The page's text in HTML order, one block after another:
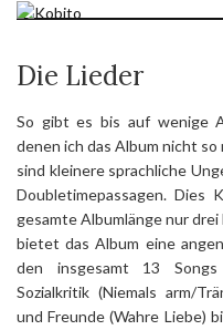
Die Lieder
So gibt es bis auf wenige
denen ich das Album nicht
sind kleinere sprachliche
Doubletimepassagen. Dies
gesamte Albumlänge nur
bietet das Album eine
den insgesamt 13
Sozialkritik (Niemals arm/
und Freunde (Wahre Liebe)